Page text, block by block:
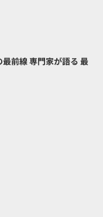
前線 専門家が語る 最